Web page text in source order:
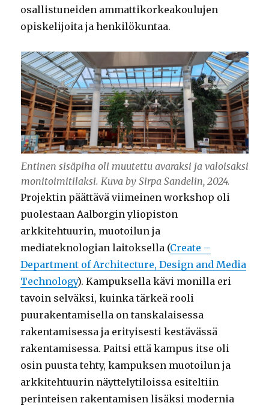
osallistuneiden ammattikorkeakoulujen
opiskelijoita ja henkilökuntaa.
Entinen sisäpiha oli muutettu avaraksi ja valoisaksi
monitoimitilaksi. Kuva by Sirpa Sandelin, 2024.
Projektin päättävä viimeinen workshop oli
puolestaan Aalborgin yliopiston
arkkitehtuurin, muotoilun ja
mediateknologian laitoksella (Create –
Department of Architecture, Design and Media
Technology). Kampuksella kävi monilla eri
tavoin selväksi, kuinka tärkeä rooli
puurakentamisella on tanskalaisessa
rakentamisessa ja erityisesti kestävässä
rakentamisessa. Paitsi että kampus itse oli
osin puusta tehty, kampuksen muotoilun ja
arkkitehtuurin näyttelytiloissa esiteltiin
perinteisen rakentamisen lisäksi modernia